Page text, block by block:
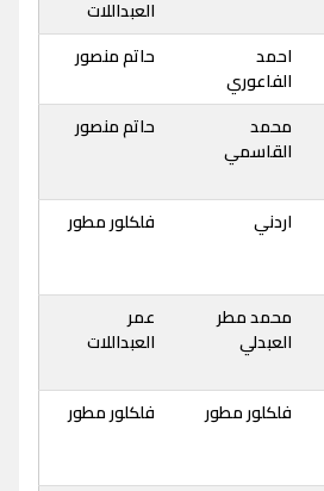
العبداللات
احمد
الفاعوري
حاتم منصور
محمد
القاسمي
حاتم منصور
اردني فلكلور مطور
محمد مطر
العبدلي
عمر
العبداللات
فلكلور مطور فلكلور مطور